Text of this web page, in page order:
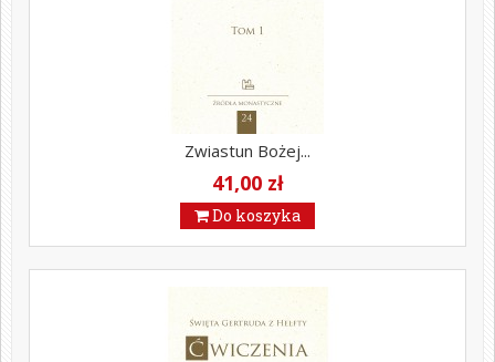
Zwiastun Bożej...
41,00 zł
Do koszyka